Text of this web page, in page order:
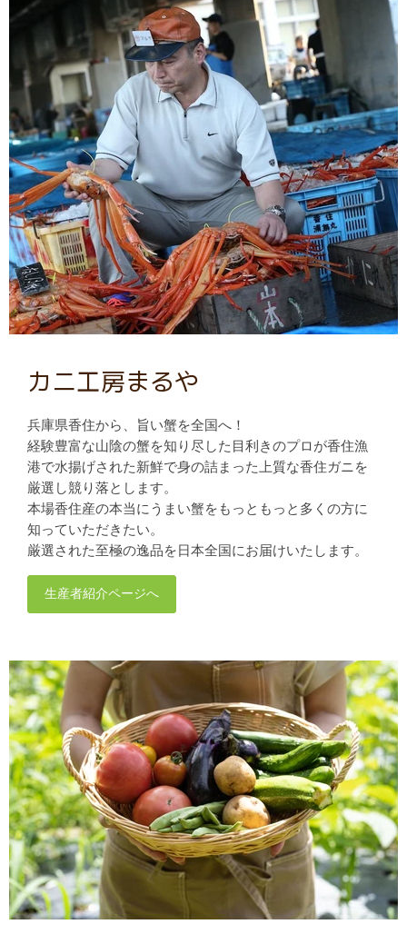
カニ工房まるや
兵庫県香住から、旨い蟹を全国へ！
経験豊富な山陰の蟹を知り尽した目利きのプロが香住漁
港で水揚げされた新鮮で身の詰まった上質な香住ガニを
厳選し競り落とします。
本場香住産の本当にうまい蟹をもっともっと多くの方に
知っていただきたい。
厳選された至極の逸品を日本全国にお届けいたします。
生産者紹介ページへ